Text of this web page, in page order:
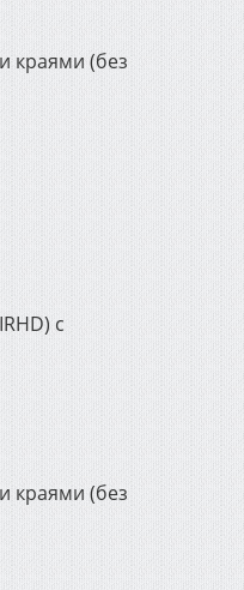
краями (без
с
краями (без